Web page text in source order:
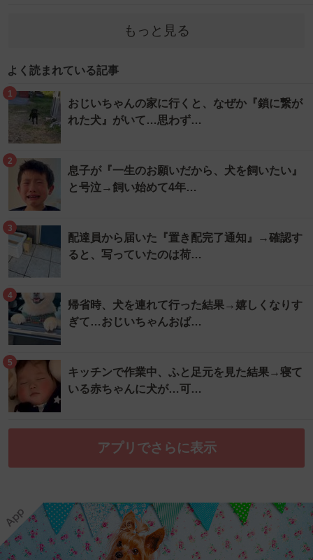
もっと見る
よく読まれている記事
1
おじいちゃんの家に行くと、なぜか『鎖に繋が
れた犬』がいて…思わず…
2
息子が『一生のお願いだから、犬を飼いたい』
と号泣→飼い始めて4年…
3
配達員から届いた『置き配完了通知』→確認す
ると、写っていたのは荷…
4
帰省時、犬を連れて行った結果→嬉しくなりす
ぎて…おじいちゃんおば…
5
キッチンで作業中、ふと足元を見た結果→寝て
いる赤ちゃんに犬が…可…
アプリでさらに表示